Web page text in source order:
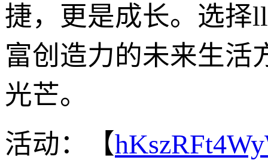
捷，更是成长。选择
富创造力的未来生活
光芒。
活动：【